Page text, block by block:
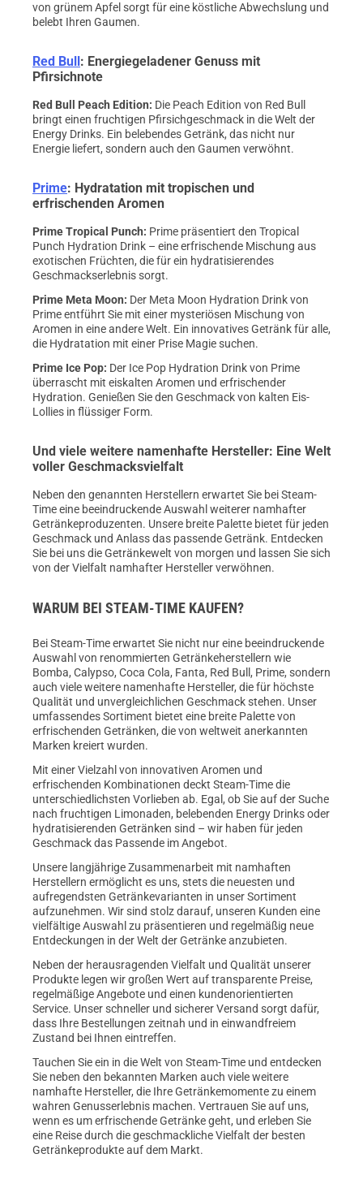
von grünem Apfel sorgt für eine köstliche Abwechslung und
belebt Ihren Gaumen.
Red Bull: Energiegeladener Genuss mit
Pfirsichnote
Red Bull Peach Edition: Die Peach Edition von Red Bull
bringt einen fruchtigen Pfirsichgeschmack in die Welt der
Energy Drinks. Ein belebendes Getränk, das nicht nur
Energie liefert, sondern auch den Gaumen verwöhnt.
Prime: Hydratation mit tropischen und
erfrischenden Aromen
Prime Tropical Punch: Prime präsentiert den Tropical
Punch Hydration Drink – eine erfrischende Mischung aus
exotischen Früchten, die für ein hydratisierendes
Geschmackserlebnis sorgt.
Prime Meta Moon: Der Meta Moon Hydration Drink von
Prime entführt Sie mit einer mysteriösen Mischung von
Aromen in eine andere Welt. Ein innovatives Getränk für alle,
die Hydratation mit einer Prise Magie suchen.
Prime Ice Pop: Der Ice Pop Hydration Drink von Prime
überrascht mit eiskalten Aromen und erfrischender
Hydration. Genießen Sie den Geschmack von kalten Eis-
Lollies in flüssiger Form.
Und viele weitere namenhafte Hersteller: Eine Welt
voller Geschmacksvielfalt
Neben den genannten Herstellern erwartet Sie bei Steam-
Time eine beeindruckende Auswahl weiterer namhafter
Getränkeproduzenten. Unsere breite Palette bietet für jeden
Geschmack und Anlass das passende Getränk. Entdecken
Sie bei uns die Getränkewelt von morgen und lassen Sie sich
von der Vielfalt namhafter Hersteller verwöhnen.
WARUM BEI STEAM-TIME KAUFEN?
Bei Steam-Time erwartet Sie nicht nur eine beeindruckende
Auswahl von renommierten Getränkeherstellern wie
Bomba, Calypso, Coca Cola, Fanta, Red Bull, Prime, sondern
auch viele weitere namenhafte Hersteller, die für höchste
Qualität und unvergleichlichen Geschmack stehen. Unser
umfassendes Sortiment bietet eine breite Palette von
erfrischenden Getränken, die von weltweit anerkannten
Marken kreiert wurden.
Mit einer Vielzahl von innovativen Aromen und
erfrischenden Kombinationen deckt Steam-Time die
unterschiedlichsten Vorlieben ab. Egal, ob Sie auf der Suche
nach fruchtigen Limonaden, belebenden Energy Drinks oder
hydratisierenden Getränken sind – wir haben für jeden
Geschmack das Passende im Angebot.
Unsere langjährige Zusammenarbeit mit namhaften
Herstellern ermöglicht es uns, stets die neuesten und
aufregendsten Getränkevarianten in unser Sortiment
aufzunehmen. Wir sind stolz darauf, unseren Kunden eine
vielfältige Auswahl zu präsentieren und regelmäßig neue
Entdeckungen in der Welt der Getränke anzubieten.
Neben der herausragenden Vielfalt und Qualität unserer
Produkte legen wir großen Wert auf transparente Preise,
regelmäßige Angebote und einen kundenorientierten
Service. Unser schneller und sicherer Versand sorgt dafür,
dass Ihre Bestellungen zeitnah und in einwandfreiem
Zustand bei Ihnen eintreffen.
Tauchen Sie ein in die Welt von Steam-Time und entdecken
Sie neben den bekannten Marken auch viele weitere
namhafte Hersteller, die Ihre Getränkemomente zu einem
wahren Genusserlebnis machen. Vertrauen Sie auf uns,
wenn es um erfrischende Getränke geht, und erleben Sie
eine Reise durch die geschmackliche Vielfalt der besten
Getränkeprodukte auf dem Markt.